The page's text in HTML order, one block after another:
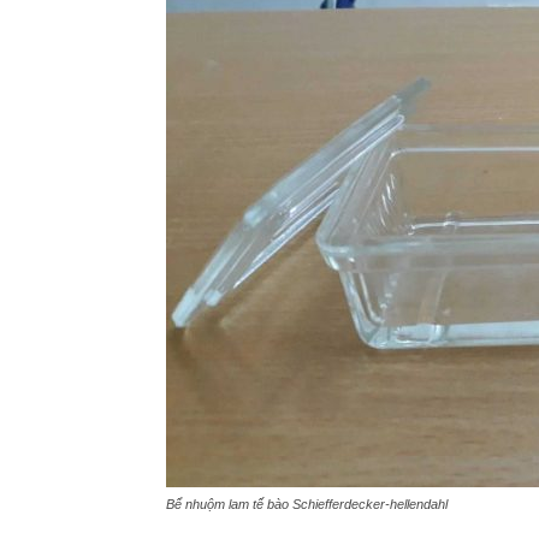
Bể nhuộm lam tế bào Schiefferdecker-hellendahl